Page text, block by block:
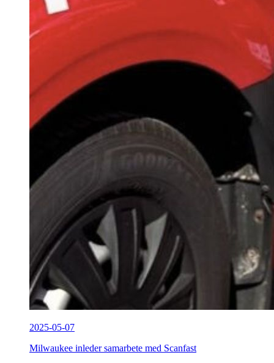
2025-05-07
Milwaukee inleder samarbete med Scanfast